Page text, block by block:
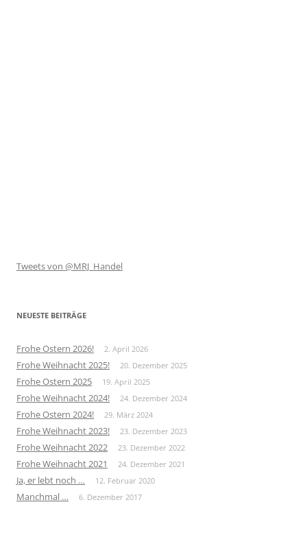
Tweets von @MRJ_Handel
NEUESTE BEITRÄGE
Frohe Ostern 2026! 2. April 2026
Frohe Weihnacht 2025! 20. Dezember 2025
Frohe Ostern 2025 19. April 2025
Frohe Weihnacht 2024! 24. Dezember 2024
Frohe Ostern 2024! 29. März 2024
Frohe Weihnacht 2023! 23. Dezember 2023
Frohe Weihnacht 2022 23. Dezember 2022
Frohe Weihnacht 2021 24. Dezember 2021
Ja, er lebt noch … 12. Februar 2020
Manchmal … 6. Dezember 2017